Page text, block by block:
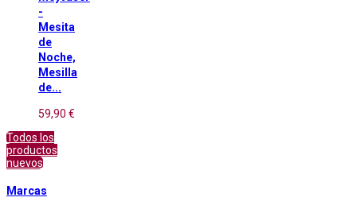
-
Mesita
de
Noche,
Mesilla
de...
59,90 €
Todos los
productos
nuevos
Marcas